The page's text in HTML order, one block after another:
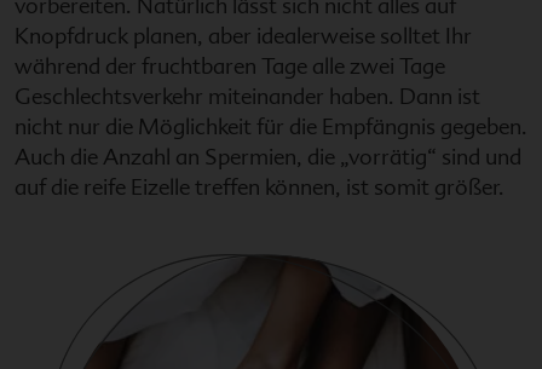
vorbereiten. Natürlich lässt sich nicht alles auf
Knopfdruck planen, aber idealerweise solltet Ihr
während der fruchtbaren Tage alle zwei Tage
Geschlechtsverkehr miteinander haben. Dann ist
nicht nur die Möglichkeit für die Empfängnis gegeben.
Auch die Anzahl an Spermien, die „vorrätig“ sind und
auf die reife Eizelle treffen können, ist somit größer.